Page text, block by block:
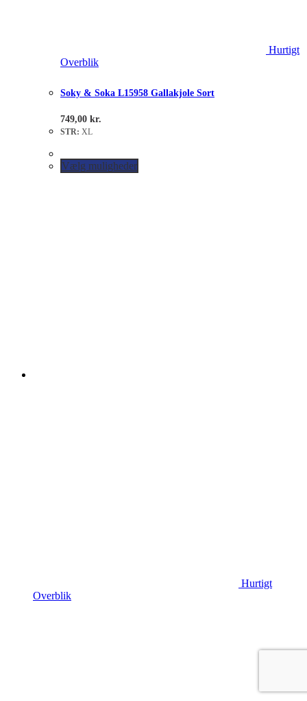
Hurtigt
Overblik
Soky & Soka L15958 Gallakjole Sort
749,00 kr.
STR: XL
Vælg muligheder
Hurtigt
Overblik